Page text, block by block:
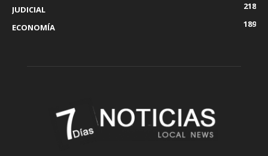
JUDICIAL
218
ECONOMÍA
189